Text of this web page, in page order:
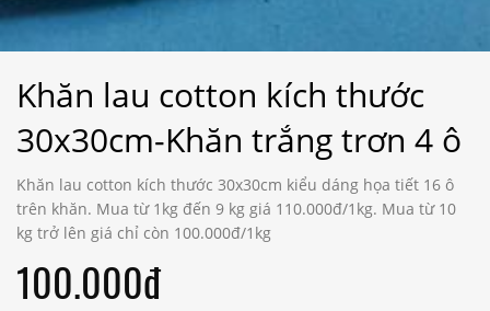
Khăn lau cotton kích thước
30x30cm-Khăn trắng trơn 4 ô
Khăn lau cotton kích thước 30x30cm kiểu dáng họa tiết 16 ô
trên khăn. Mua từ 1kg đến 9 kg giá 110.000đ/1kg. Mua từ 10
kg trở lên giá chỉ còn 100.000đ/1kg
100.000đ